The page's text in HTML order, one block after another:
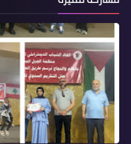
بدعوة من فوج
الديمقراطي
(مدى)